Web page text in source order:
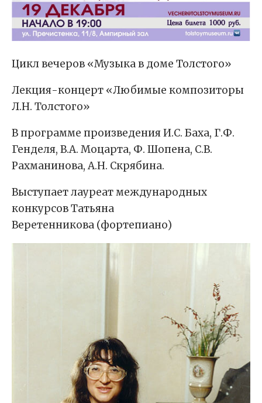
Цикл вечеров «Музыка в доме Толстого»
Лекция-концерт «Любимые композиторы
Л.Н. Толстого»
В программе произведения И.С. Баха, Г.Ф.
Генделя, В.А. Моцарта, Ф. Шопена, С.В.
Рахманинова, А.Н. Скрябина.
Выступает лауреат международных
конкурсов Татьяна
Веретенникова (фортепиано)